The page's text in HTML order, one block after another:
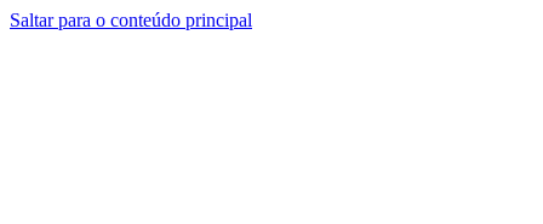
Saltar para o conteúdo principal